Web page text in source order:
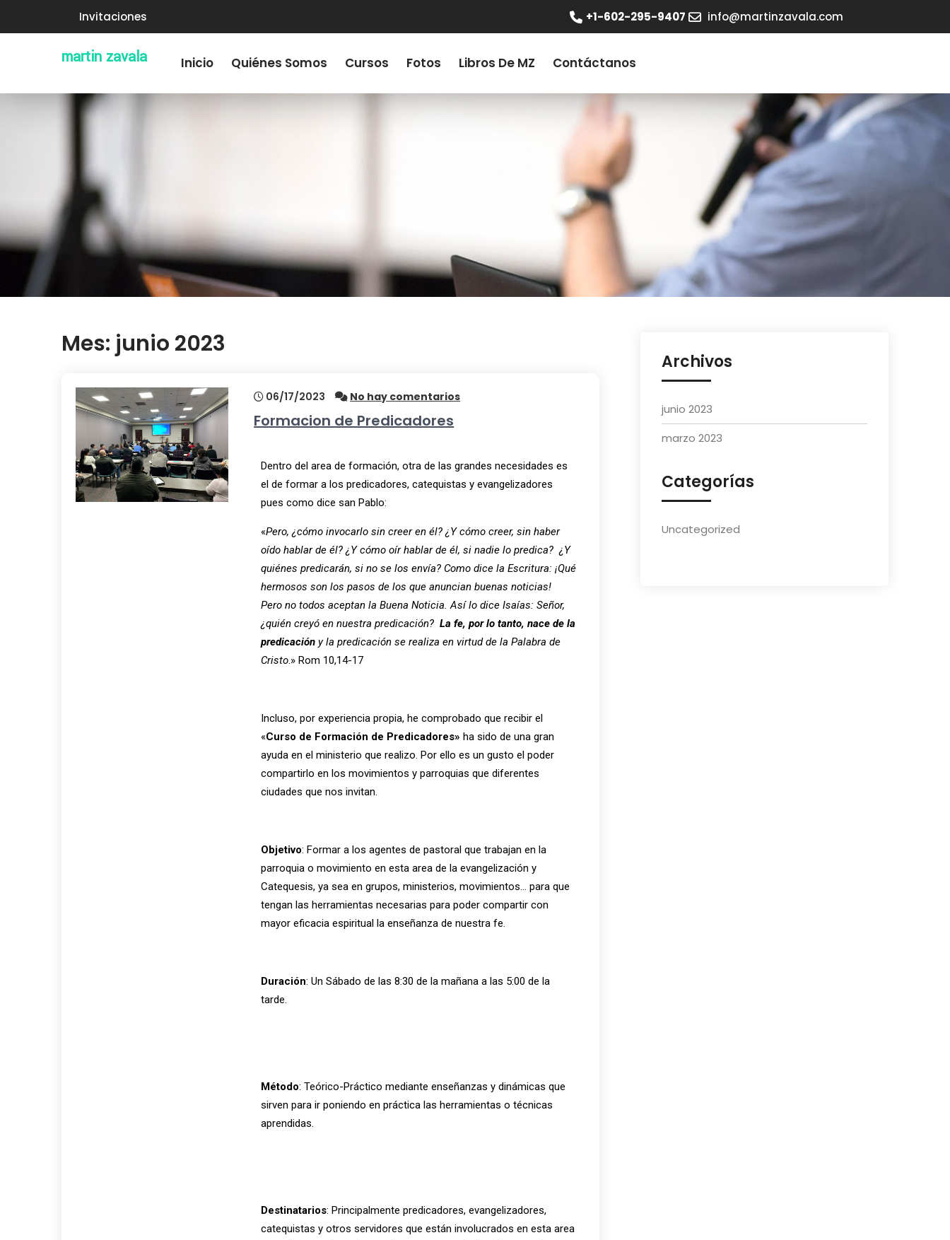
Invitaciones +1-602-295-9407 info@martinzavala.com
martin zavala Inicio Quiénes Somos Cursos Fotos Libros De MZ Contáctanos
Mes: junio 2023
06/17/2023 No hay comentarios
Formacion de Predicadores
Dentro del area de formación, otra de las grandes necesidades es
el de formar a los predicadores, catequistas y evangelizadores
pues como dice san Pablo:
«Pero, ¿cómo invocarlo sin creer en él? ¿Y cómo creer, sin haber
oído hablar de él? ¿Y cómo oír hablar de él, si nadie lo predica? ¿Y
quiénes predicarán, si no se los envía? Como dice la Escritura: ¡Qué
hermosos son los pasos de los que anuncian buenas noticias!
Pero no todos aceptan la Buena Noticia. Así lo dice Isaías: Señor,
¿quién creyó en nuestra predicación?La fe, por lo tanto, nace de la
predicación y la predicación se realiza en virtud de la Palabra de
Cristo.» Rom 10,14-17
Incluso, por experiencia propia, he comprobado que recibir el
«Curso de Formación de Predicadores» ha sido de una gran
ayuda en el ministerio que realizo. Por ello es un gusto el poder
compartirlo en los movimientos y parroquias que diferentes
ciudades que nos invitan.
Objetivo: Formar a los agentes de pastoral que trabajan en la
parroquia o movimiento en esta area de la evangelización y
Catequesis, ya sea en grupos, ministerios, movimientos… para que
tengan las herramientas necesarias para poder compartir con
mayor eficacia espiritual la enseñanza de nuestra fe.
Duración: Un Sábado de las 8:30 de la mañana a las 5:00 de la
tarde.
Método: Teórico-Práctico mediante enseñanzas y dinámicas que
sirven para ir poniendo en práctica las herramientas o técnicas
aprendidas.
Destinatarios: Principalmente predicadores, evangelizadores,
catequistas y otros servidores que están involucrados en esta area
Archivos
junio 2023
marzo 2023
Categorías
Uncategorized